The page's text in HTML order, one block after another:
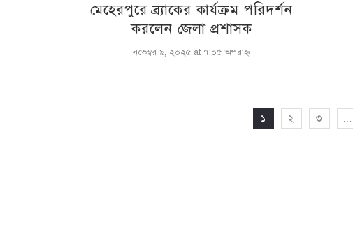
মেহেরপুরে ব্র্যাকের কার্যক্রম পরিদর্শন
করলেন জেলা প্রশাসক
নভেম্বর ৯, ২০২৫ at ৭:০৫ অপরাহ্ণ
১ ২ ৩ …